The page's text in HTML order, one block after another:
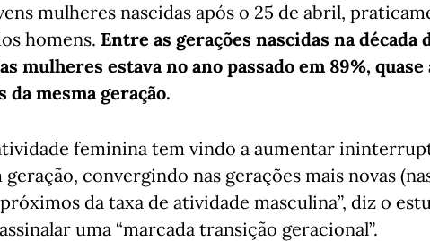
mulheres nascidas após o 25 de abril,
homens. Entre as gerações nascidas na década
mulheres estava no ano passado em 89%, quase
da mesma geração.
feminina tem vindo a aumentar
geração, convergindo nas gerações mais novas
da taxa de atividade masculina”, diz o
uma “marcada transição geracional”.